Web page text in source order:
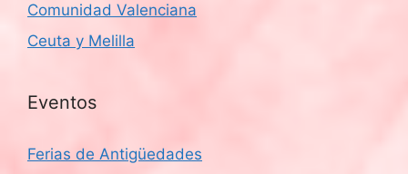
Comunidad Valenciana
Ceuta y Melilla
Eventos
Ferias de Antigüedades